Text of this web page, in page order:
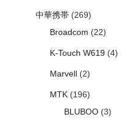
中華携帯(269)
Broadcom (22)
K-Touch W619(4)
Marvell(2)
MTK(196)
BLUBOO(3)